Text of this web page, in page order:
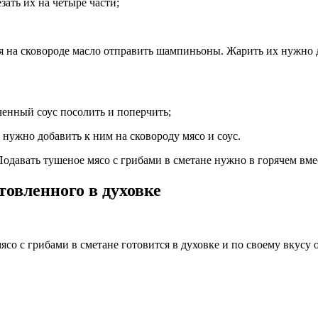
их на четыре части;
на сковороде масло отправить шампиньоны. Жарить их
соус посолить и поперчить;
нужно добавить к ним на сковороду мясо и соус.
тушеное мясо с грибами в сметане нужно в горячем
в духовке
с грибами в сметане готовится в духовке и по своему